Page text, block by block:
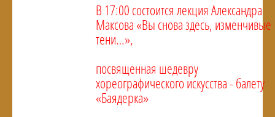
В 17:00 состоится лекция Александра
Максова «Вы снова здесь, изменчивые
тени…»,
посвященная шедевру
хореографического искусства - балету
«Баядерка»